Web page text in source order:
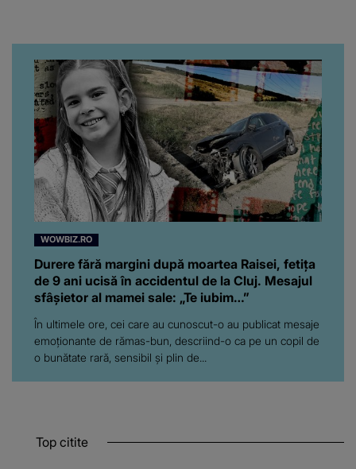
WOWBIZ.RO
Durere fără margini după moartea Raisei, fetița
de 9 ani ucisă în accidentul de la Cluj. Mesajul
sfâșietor al mamei sale: „Te iubim…”
În ultimele ore, cei care au cunoscut-o au publicat mesaje
emoționante de rămas-bun, descriind-o ca pe un copil de
o bunătate rară, sensibil și plin de...
Top citite